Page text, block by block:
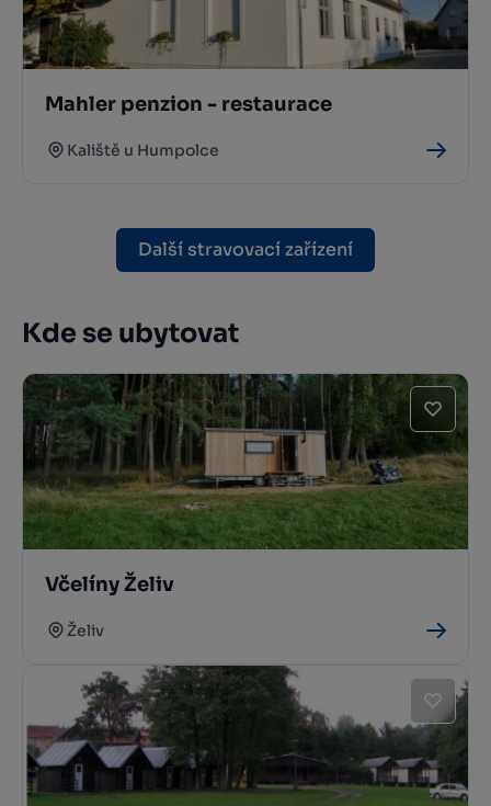
Mahler penzion - restaurace
Kaliště u Humpolce
Další stravovací zařízení
Kde se ubytovat
Včelíny Želiv
Želiv